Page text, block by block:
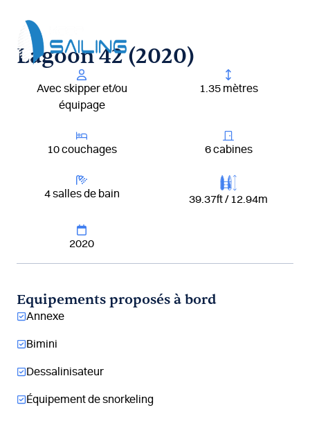
contenu
Lagoon 42 (2020)
Avec skipper et/ou
équipage
1.35 mètres
10 couchages 6 cabines
4 salles de bain 39.37ft / 12.94m
2020
Equipements proposés à bord
Annexe
Bimini
Dessalinisateur
Équipement de snorkeling